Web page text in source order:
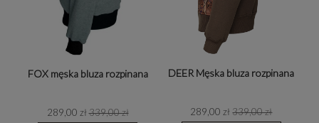
FOX męska bluza rozpinana
289,00 zł 339,00 zł
DEER Męska bluza rozpinana
289,00 zł 339,00 zł